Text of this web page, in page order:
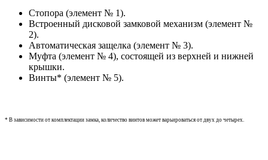
Стопора (элемент № 1).
Встроенный дисковой замковой механизм (элемент №
2).
Автоматическая защелка (элемент № 3).
Муфта (элемент № 4), состоящей из верхней и нижней
крышки.
Винты* (элемент № 5).
* В зависимости от комплектации замка, количество винтов может варьироваться от двух до четырех.